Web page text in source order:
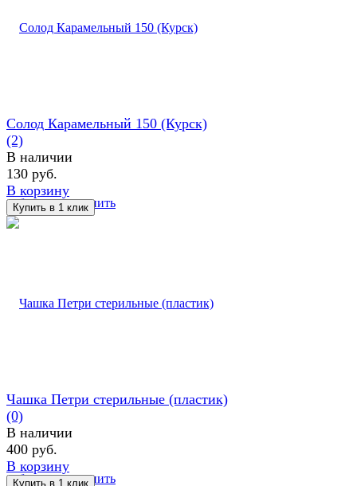
избранное сравнить
Солод Карамельный 150 (Курск)
(2)
В наличии
130 руб.
В корзину
избранное сравнить
Чашка Петри стерильные (пластик)
(0)
В наличии
400 руб.
В корзину